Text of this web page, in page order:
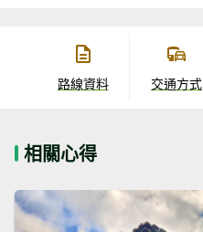
路線資料 交通方式
相關心得